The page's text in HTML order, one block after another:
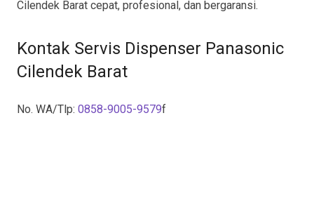
Cilendek Barat cepat, profesional, dan bergaransi.
Kontak Servis Dispenser Panasonic
Cilendek Barat
No. WA/Tlp: 0858-9005-9579f